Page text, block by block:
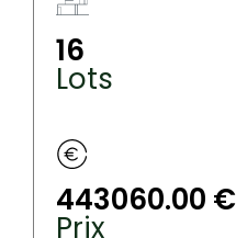
16
Lots
443060.00 €
Prix